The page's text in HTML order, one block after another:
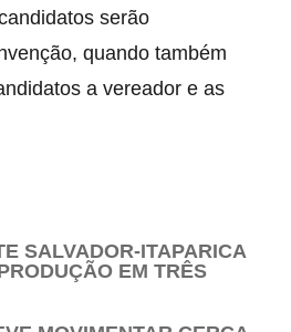
serão
quando também
a vereador e as
SALVADOR-ITAPARICA
EM TRÊS